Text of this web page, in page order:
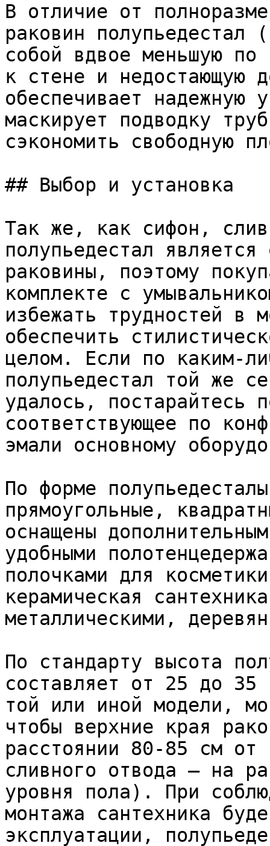
В отличие от
раковин полупьедестал
собой вдвое меньшую по
к стене и недостающую
обеспечивает надежную
маскирует подводку
сэкономить свободную
## Выбор и установка
Так же, как сифон,
полупьедестал
раковины, поэтому
комплекте с
избежать трудностей в
обеспечить
целом. Если по каким-
полупьедестал той же
удалось, постарайтесь
соответствующее по
эмали основному
По форме
прямоугольные,
оснащены
удобными
полочками для
керамическая
металлическими,
По стандарту высота
составляет от 25 до 35
той или иной модели,
чтобы верхние края
расстоянии 80-85 см
сливного отвода – на
уровня пола). При
монтажа сантехника
эксплуатации,